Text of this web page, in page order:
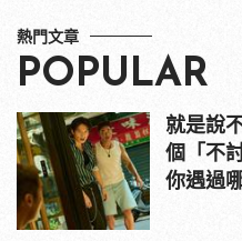
熱門文章
POPULAR
就是說
個「不
你遇過